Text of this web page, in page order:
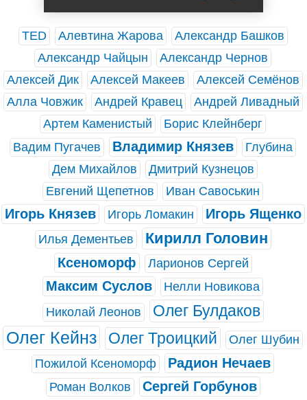
TED Алевтина Жарова
Александр Башков
Александр Чайцын
Александр Чернов
Алексей Дик
Алексей Макеев
Алексей Семёнов
Алла Човжик
Андрей Кравец
Андрей Ливадный
Артем Каменистый
Борис Клейнберг
Вадим Пугачев
Владимир Князев
Глубина
Дем Михайлов
Дмитрий Кузнецов
Евгений Щепетнов
Иван Савоськин
Игорь Князев Игорь Ломакин Игорь Ященко
Илья Дементьев Кирилл Головин
Ксеноморф Ларионов Сергей
Максим Суслов
Нелли Новикова
Николай Леонов
Олег Булдаков
Олег Кейнз Олег Троицкий
Олег Шубин
Пожилой Ксеноморф
Радион Нечаев
Роман Волков Сергей Горбунов